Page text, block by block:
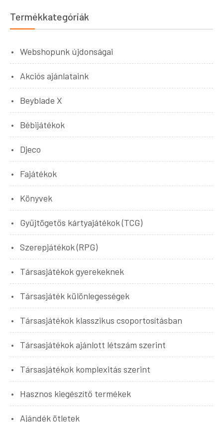
Termékkategóriák
Webshopunk újdonságai
Akciós ajánlataink
Beyblade X
Bébijátékok
Djeco
Fajátékok
Könyvek
Gyűjtögetős kártyajátékok (TCG)
Szerepjátékok (RPG)
Társasjátékok gyerekeknek
Társasjáték különlegességek
Társasjátékok klasszikus csoportosításban
Társasjátékok ajánlott létszám szerint
Társasjátékok komplexitás szerint
Hasznos kiegészítő termékek
Ajándék ötletek